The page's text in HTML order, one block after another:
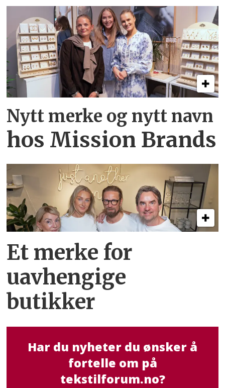
Nytt merke og nytt navn
hos Mission Brands
Et merke for
uavhengige
butikker
Har du nyheter du ønsker å
fortelle om på
tekstilforum.no?